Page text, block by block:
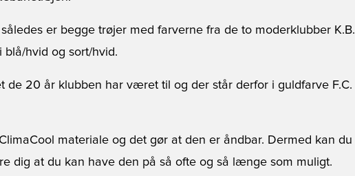
er begge trøjer med farverne fra de to moderklubber K.B.
blå/hvid og sort/hvid.
de 20 år klubben har været til og der står derfor i guldfarve F.C.
materiale og det gør at den er åndbar. Dermed kan du
dig at du kan have den på så ofte og så længe som muligt.